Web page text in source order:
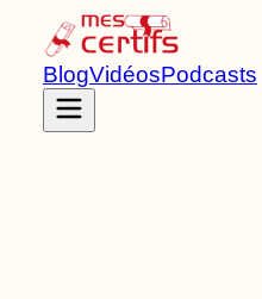
BlogVidéosPodcasts